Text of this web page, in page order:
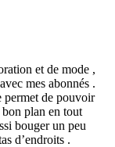
et de mode ,
mes abonnés .
permet de pouvoir
plan en tout
bouger un peu
d’endroits .